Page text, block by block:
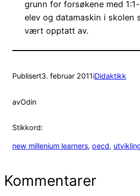
grunn for forsøkene med
elev og datamaskin i skolen
vært opptatt av.
Publisert3. februar 2011iDidaktikk
avOdin
Stikkord:
new millenium learners, oecd,
Kommentarer